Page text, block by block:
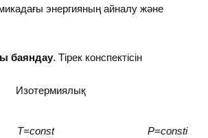
энергияның айналу және
баяндау. Тірек конспектісін
Изотермиялық
Т=const Р=constі